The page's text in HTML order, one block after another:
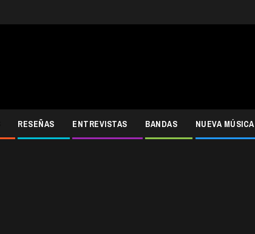
RESEÑAS ENTREVISTAS BANDAS NUEVA MÚSICA